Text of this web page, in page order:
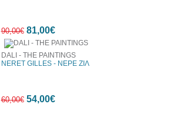
90,00€ 81,00€
DALI - THE PAINTINGS
NERET GILLES - ΝΕΡΕ ΖΙΛ
60,00€ 54,00€